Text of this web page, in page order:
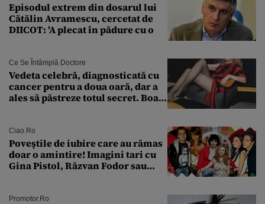
Episodul extrem din dosarul lui
Cătălin Avramescu, cercetat de
DIICOT: 'A plecat în pădure cu o
Ce Se Întâmplă Doctore
Vedeta celebră, diagnosticată cu
cancer pentru a doua oară, dar a
ales să păstreze totul secret. Boala
Ciao.ro
Poveştile de iubire care au rămas
doar o amintire! Imagini tari cu
Gina Pistol, Răzvan Fodor sau
Promotor.ro